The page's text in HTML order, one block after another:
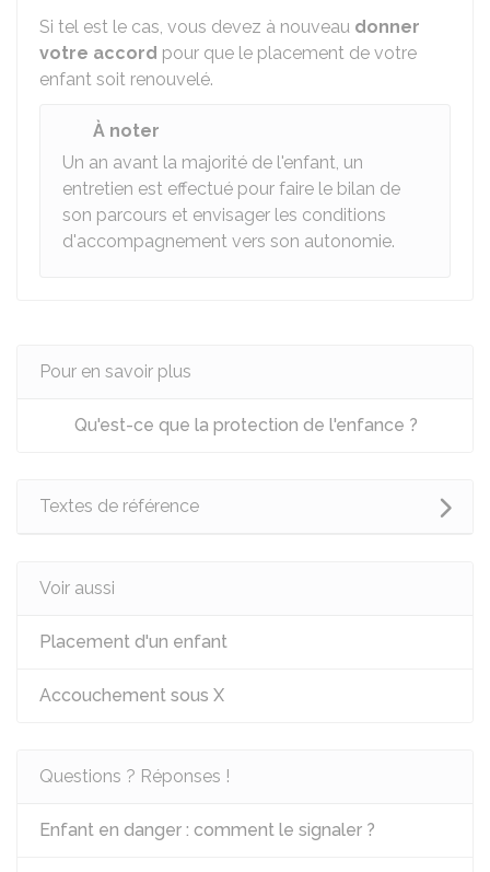
Si tel est le cas, vous devez à nouveau donner
votre accord pour que le placement de votre
enfant soit renouvelé.
À noter
Un an avant la majorité de l'enfant, un
entretien est effectué pour faire le bilan de
son parcours et envisager les conditions
d'accompagnement vers son autonomie.
Pour en savoir plus
Qu'est-ce que la protection de l'enfance ?
Textes de référence
Voir aussi
Placement d'un enfant
Accouchement sous X
Questions ? Réponses !
Enfant en danger : comment le signaler ?